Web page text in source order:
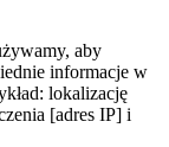
aby
informacje w
lokalizację
[adres IP] i